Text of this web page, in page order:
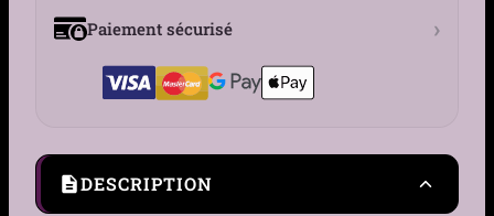
Paiement sécurisé ›
DESCRIPTION